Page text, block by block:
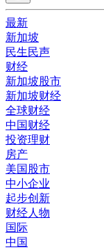
最新
新加坡
民生民声
财经
新加坡股市
新加坡财经
全球财经
中国财经
投资理财
房产
美国股市
中小企业
起步创新
财经人物
国际
中国